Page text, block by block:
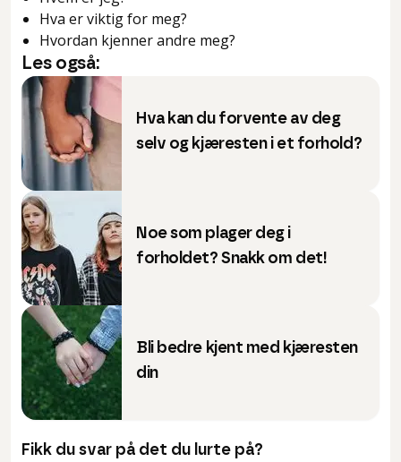
Hva er viktig for meg?
Hvordan kjenner andre meg?
Les også:
Hva kan du forvente av deg
selv og kjæresten i et forhold?
Noe som plager deg i
forholdet? Snakk om det!
Bli bedre kjent med kjæresten
din
Fikk du svar på det du lurte på?